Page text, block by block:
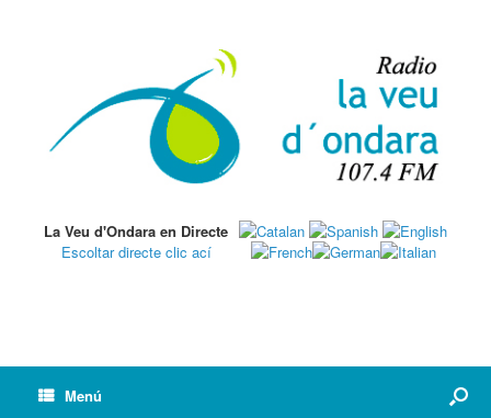
La Veu d'Ondara en Directe
Escoltar directe clic ací
Menú